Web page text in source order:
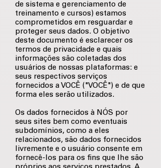
de sistema e gerenciamento de
treinamento e cursos) estamos
comprometidos em resguardar e
proteger seus dados. O objetivo
deste documento é esclarecer os
termos de privacidade e quais
informações são coletadas dos
usuários de nossas plataformas: e
seus respectivos serviços
fornecidos a VOCÊ ("VOCÊ") e de que
forma eles serão utilizados.
Os dados fornecidos à NÓS por
seus sites bem como eventuais
subdomínios, como a eles
relacionados, são dados fornecidos
livremente e o usuário consente em
fornecê-los para os fins que lhe são